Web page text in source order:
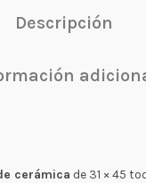
Descripción
cerámica de 31 × 45